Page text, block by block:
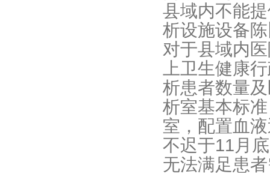
县域内不能
析设施设备
对于县域内
上卫生健康
析患者数量
析室基本标
室，配置血
不迟于11月
无法满足患